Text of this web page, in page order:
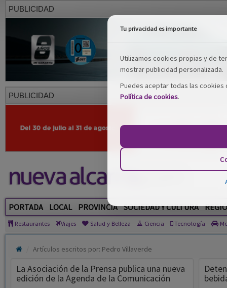
PUBLICIDAD
PUBLICIDAD
PORTADA LOCAL PROVINCIA SOCIEDAD Y CULTURA
Restaurantes Viajes Salud y Belleza Ciencia Tecnología
Artículos escritos por: Pedro Villaverde
La Asociación de la Prensa publica una nueva
edición de la Agenda de la Comunicación
Tu privacidad es importante
Utilizamos cookies propias y de
mostrar publicidad personalizada.
Puedes aceptar todas las
Política de cookies.